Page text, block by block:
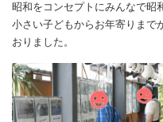
昭和をコンセプトにみんなで昭
小さい子どもからお年寄りまで
おりました。